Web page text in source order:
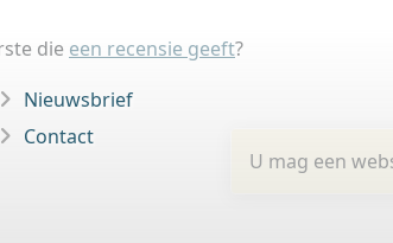
die een recensie geeft?
U mag een
Nieuwsbrief
Contact